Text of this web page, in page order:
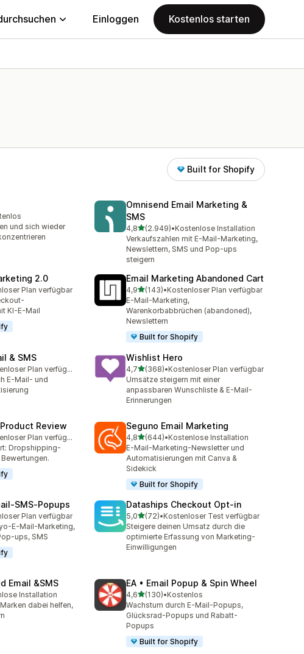
Einloggen Kostenlos starten
Built for Shopify
insgesamt
und sich wieder
Omnisend Email Marketing &
SMS
4,8von 5 Sternen
(2.949)
2949 Rezensionen insgesamt
•Kostenlose Installation
Verkaufszahlen mit E-Mail-Marketing,
Newslettern, SMS und Pop-ups
steigern
2.0
Plan verfügbar
KI-E-Mail
Email Marketing Abandoned Cart
4,9von 5 Sternen
(143)
143 Rezensionen insgesamt
•Kostenloser Plan verfügbar
E-Mail-Marketing,
Warenkorbabbrüchen (abandoned),
Newslettern
Built for Shopify
& SMS
insgesamt
Kostenloser Plan verfügbar
E-Mail- und
Wishlist Hero
4,7von 5 Sternen
(368)
368 Rezensionen insgesamt
•Kostenloser Plan verfügbar
Umsätze steigern mit einer
anpassbaren Wunschliste & E-Mail-
Erinnerungen
Review
insgesamt
Kostenloser Plan verfügbar
Dropshipping-
Seguno Email Marketing
4,8von 5 Sternen
(644)
644 Rezensionen insgesamt
•Kostenlose Installation
E-Mail-Marketing-Newsletter und
Automatisierungen mit Canva &
Sidekick
Built for Shopify
Plan verfügbar
E-Mail-Marketing,
ups, SMS
Dataships Checkout Opt‑in
5,0von 5 Sternen
(72)
72 Rezensionen insgesamt
•Kostenloser Test verfügbar
Steigere deinen Umsatz durch die
optimierte Erfassung von Marketing-
Einwilligungen
Email &SMS
Installation
dabei helfen,
EA • Email Popup & Spin Wheel
4,6von 5 Sternen
(130)
130 Rezensionen insgesamt
•Kostenlos
Wachstum durch E-Mail-Popups,
Glücksrad-Popups und Rabatt-
Popups
Built for Shopify